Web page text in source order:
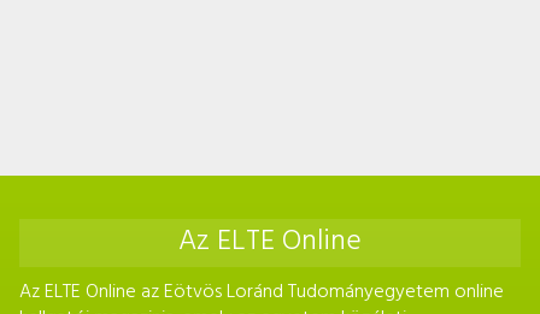
Az ELTE Online
Az ELTE Online az Eötvös Loránd Tudományegyetem online